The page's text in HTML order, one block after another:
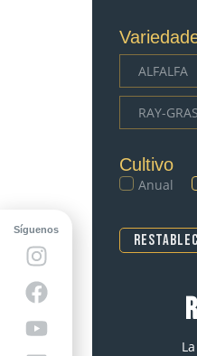
ALFALFA
RAY-
Cultivo
Anual
Síguenos